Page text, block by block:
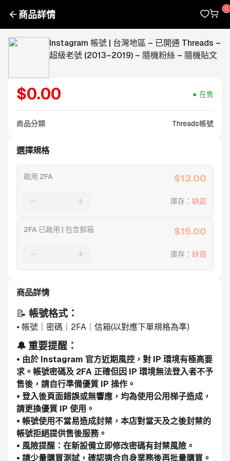
商品詳情
Instagram 帳號 | 台灣地區 – 已開通 Threads –
超級老號 (2013–2019) – 隨機粉絲 – 隨機貼文
$0.00 在售
商品分類 Threads帳號
選擇規格
啟用 2FA $13.00
庫存 ： 缺貨
2FA 已啟用 | 包含郵箱 $15.00
庫存 ： 缺貨
商品詳情
📝 帳號格式：
• 帳號｜密碼｜2FA｜信箱(以對應下單規格為準)
🔔 重要提醒：
• 由於 Instagram 官方近期風控，對 IP 環境有極高要
求。帳號密碼及 2FA 正確但因 IP 環境無法登入者不予
售後，請自行準備優質 IP 操作。
• 登入後頁面錯誤或無響應，均為使用公用梯子造成，
請更換優質 IP 使用。
• 帳號使用不當易造成封禁，本店對當天及之後封禁的
帳號拒絕提供售後服務。
• 風險提醒：在新設備立即修改密碼有封禁風險。
• 請少量購買測試，確認適合自身業務後再批量購買。